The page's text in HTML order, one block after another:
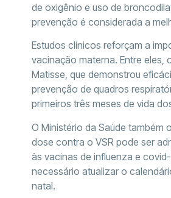
de oxigênio e uso de
prevenção é considerada a
Estudos clínicos reforçam a
vacinação materna. Entre eles,
Matisse, que demonstrou
prevenção de quadros
primeiros três meses de vida
O Ministério da Saúde também
dose contra o VSR pode ser
às vacinas de influenza e
necessário atualizar o
natal.